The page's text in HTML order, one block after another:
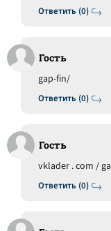
Ответить (0)
Гость
Ответить (0)
gap-fin/
Гость
Ответить (0)
vklader . com /